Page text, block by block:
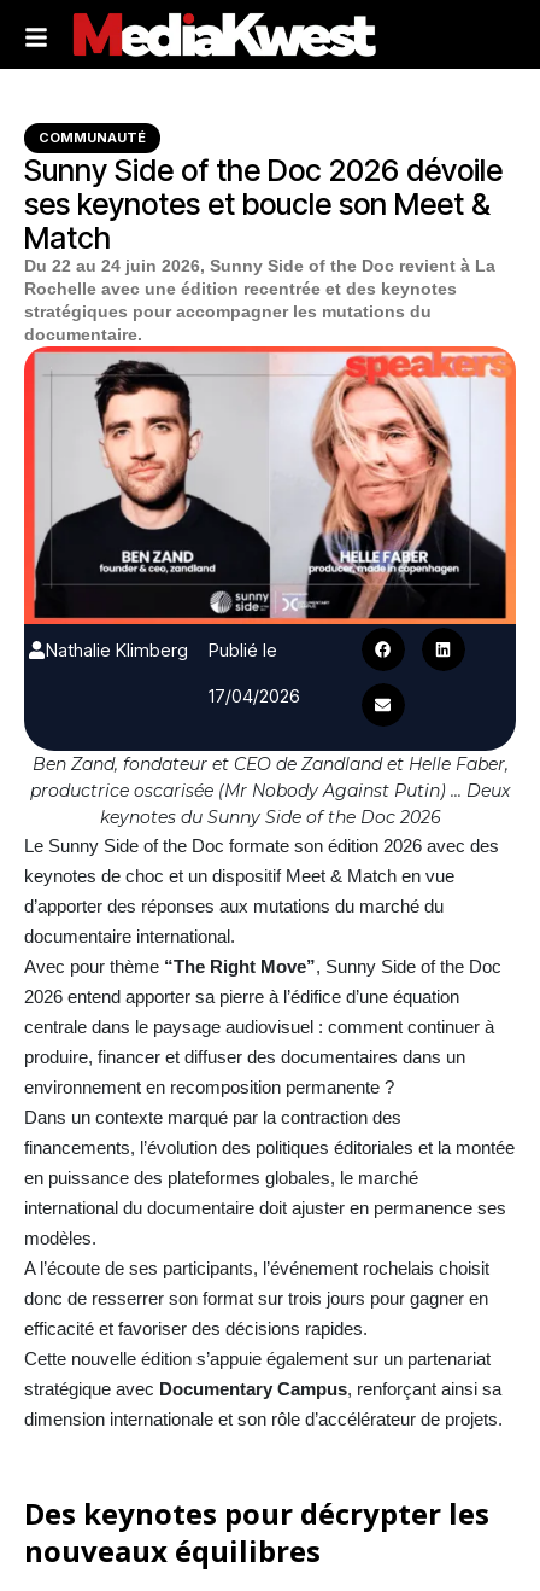
COMMUNAUTÉ
Sunny Side of the Doc 2026 dévoile
ses keynotes et boucle son Meet &
Match
Du 22 au 24 juin 2026, Sunny Side of the Doc revient à La
Rochelle avec une édition recentrée et des keynotes
stratégiques pour accompagner les mutations du
documentaire.
Nathalie Klimberg
Publié le
17/04/2026
Ben Zand, fondateur et CEO de Zandland et Helle Faber,
productrice oscarisée (Mr Nobody Against Putin) ... Deux
keynotes du Sunny Side of the Doc 2026
Le Sunny Side of the Doc formate son édition 2026 avec des
keynotes de choc et un dispositif Meet & Match en vue
d’apporter des réponses aux mutations du marché du
documentaire international.
Avec pour thème “The Right Move”, Sunny Side of the Doc
2026 entend apporter sa pierre à l’édifice d’une équation
centrale dans le paysage audiovisuel : comment continuer à
produire, financer et diffuser des documentaires dans un
environnement en recomposition permanente ?
Dans un contexte marqué par la contraction des
financements, l’évolution des politiques éditoriales et la montée
en puissance des plateformes globales, le marché
international du documentaire doit ajuster en permanence ses
modèles.
A l’écoute de ses participants, l’événement rochelais choisit
donc de resserrer son format sur trois jours pour gagner en
efficacité et favoriser des décisions rapides.
Cette nouvelle édition s’appuie également sur un partenariat
stratégique avec Documentary Campus, renforçant ainsi sa
dimension internationale et son rôle d’accélérateur de projets.
Des keynotes pour décrypter les
nouveaux équilibres